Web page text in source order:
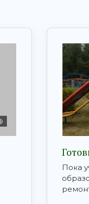
Пока